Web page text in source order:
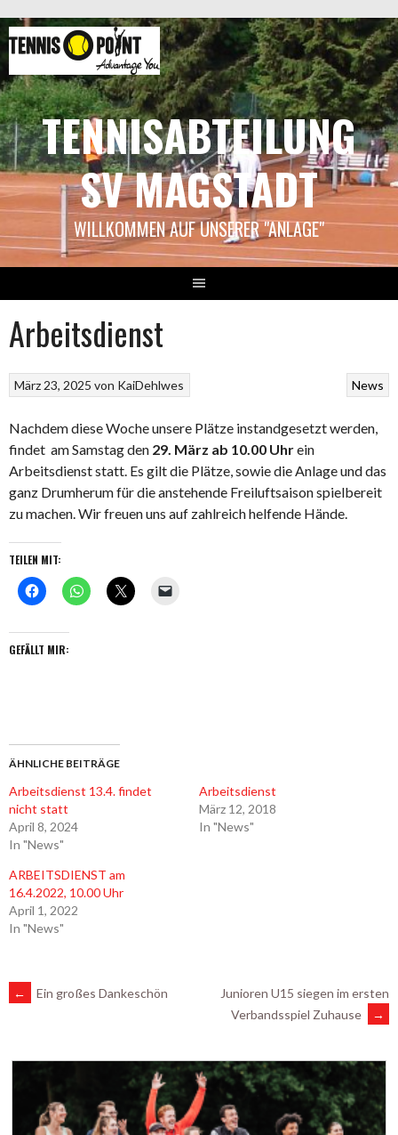
zum
Inhalt
TENNISABTEILUNG
SV MAGSTADT
WILLKOMMEN AUF UNSERER "ANLAGE"
Arbeitsdienst
News
März 23, 2025 von KaiDehlwes
Nachdem diese Woche unsere Plätze instandgesetzt werden,
findet am Samstag den 29. März ab 10.00 Uhrein
Arbeitsdienst statt. Es gilt die Plätze, sowie die Anlage und das
ganz Drumherum für die anstehende Freiluftsaison spielbereit
zu machen. Wir freuen uns auf zahlreich helfende Hände.
TEILEN MIT:
GEFÄLLT MIR:
ÄHNLICHE BEITRÄGE
Arbeitsdienst 13.4. findet
nicht statt
April 8, 2024
In "News"
Arbeitsdienst
März 12, 2018
In "News"
ARBEITSDIENST am
16.4.2022, 10.00 Uhr
April 1, 2022
In "News"
ARTIKEL-
NAVIGATION
← Ein großes Dankeschön
Junioren U15 siegen im ersten
Verbandsspiel Zuhause
→